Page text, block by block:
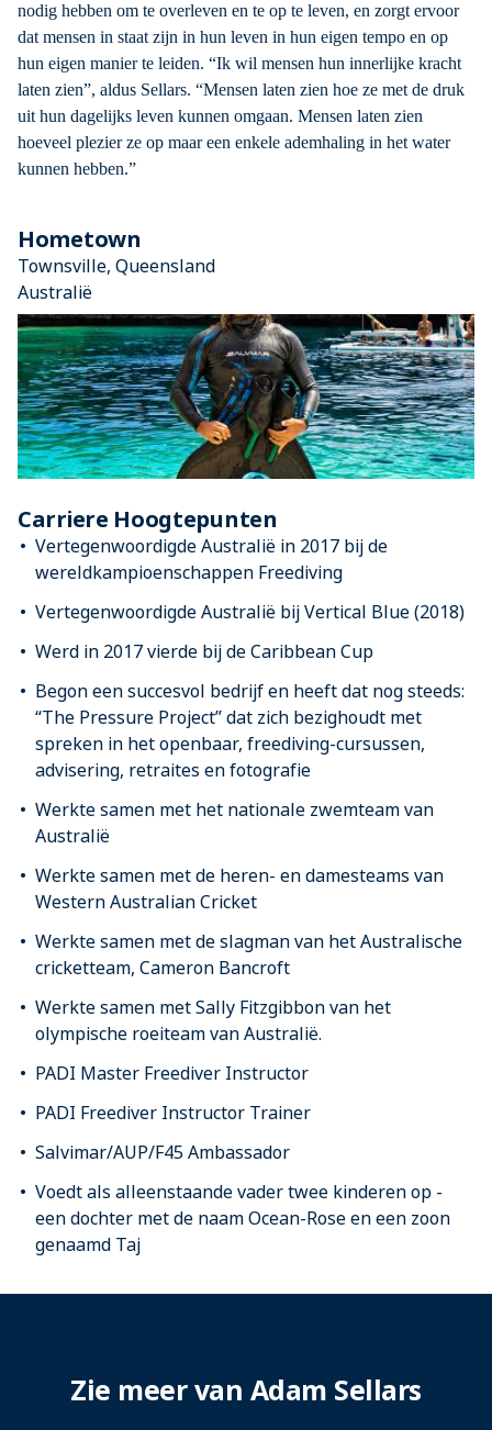
nodig hebben om te overleven en te op te leven, en zorgt ervoor
dat mensen in staat zijn in hun leven in hun eigen tempo en op
hun eigen manier te leiden. “Ik wil mensen hun innerlijke kracht
laten zien”, aldus Sellars. “Mensen laten zien hoe ze met de druk
uit hun dagelijks leven kunnen omgaan. Mensen laten zien
hoeveel plezier ze op maar een enkele ademhaling in het water
kunnen hebben.”
Hometown
Townsville, Queensland
Australië
Carriere Hoogtepunten
Vertegenwoordigde Australië in 2017 bij de
wereldkampioenschappen Freediving
Vertegenwoordigde Australië bij Vertical Blue (2018)
Werd in 2017 vierde bij de Caribbean Cup
Begon een succesvol bedrijf en heeft dat nog steeds:
“The Pressure Project” dat zich bezighoudt met
spreken in het openbaar, freediving-cursussen,
advisering, retraites en fotografie
Werkte samen met het nationale zwemteam van
Australië
Werkte samen met de heren- en damesteams van
Western Australian Cricket
Werkte samen met de slagman van het Australische
cricketteam, Cameron Bancroft
Werkte samen met Sally Fitzgibbon van het
olympische roeiteam van Australië.
PADI Master Freediver Instructor
PADI Freediver Instructor Trainer
Salvimar/AUP/F45 Ambassador
Voedt als alleenstaande vader twee kinderen op -
een dochter met de naam Ocean-Rose en een zoon
genaamd Taj
Zie meer van Adam Sellars